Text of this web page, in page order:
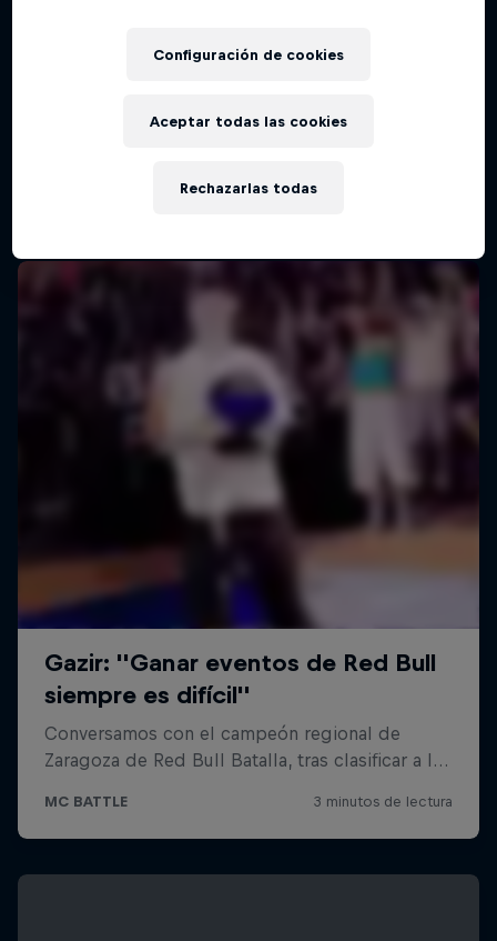
Configuración de cookies
Rechazarlas todas
Aceptar todas las cookies